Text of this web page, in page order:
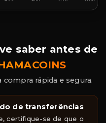
saber antes de
rápida e segura.
de transferências
certifique-se de que o